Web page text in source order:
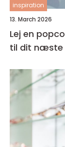
inspiration
13. March 2026
Lej en
til dit næste